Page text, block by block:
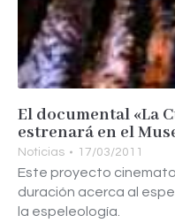
El documental «La
estrenará en el
Noticias 17/03/2011
Este proyecto
duración acerca al
la espeleología.